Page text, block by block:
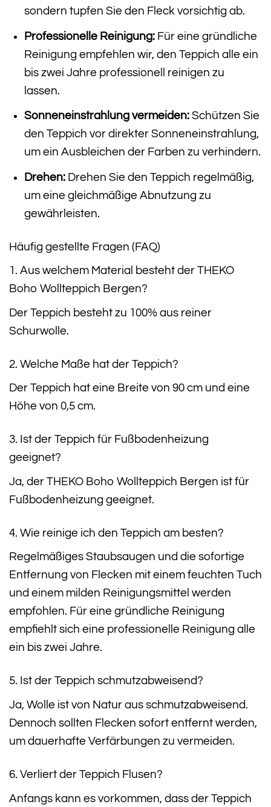
sondern tupfen Sie den Fleck vorsichtig ab.
Professionelle Reinigung:Für eine gründliche
Reinigung empfehlen wir, den Teppich alle ein
bis zwei Jahre professionell reinigen zu
lassen.
Sonneneinstrahlung vermeiden:Schützen Sie
den Teppich vor direkter Sonneneinstrahlung,
um ein Ausbleichen der Farben zu verhindern.
Drehen:Drehen Sie den Teppich regelmäßig,
um eine gleichmäßige Abnutzung zu
gewährleisten.
Häufig gestellte Fragen (FAQ)
1. Aus welchem Material besteht der THEKO
Boho Wollteppich Bergen?
Der Teppich besteht zu 100% aus reiner
Schurwolle.
2. Welche Maße hat der Teppich?
Der Teppich hat eine Breite von 90 cm und eine
Höhe von 0,5 cm.
3. Ist der Teppich für Fußbodenheizung
geeignet?
Ja, der THEKO Boho Wollteppich Bergen ist für
Fußbodenheizung geeignet.
4. Wie reinige ich den Teppich am besten?
Regelmäßiges Staubsaugen und die sofortige
Entfernung von Flecken mit einem feuchten Tuch
und einem milden Reinigungsmittel werden
empfohlen. Für eine gründliche Reinigung
empfiehlt sich eine professionelle Reinigung alle
ein bis zwei Jahre.
5. Ist der Teppich schmutzabweisend?
Ja, Wolle ist von Natur aus schmutzabweisend.
Dennoch sollten Flecken sofort entfernt werden,
um dauerhafte Verfärbungen zu vermeiden.
6. Verliert der Teppich Flusen?
Anfangs kann es vorkommen, dass der Teppich